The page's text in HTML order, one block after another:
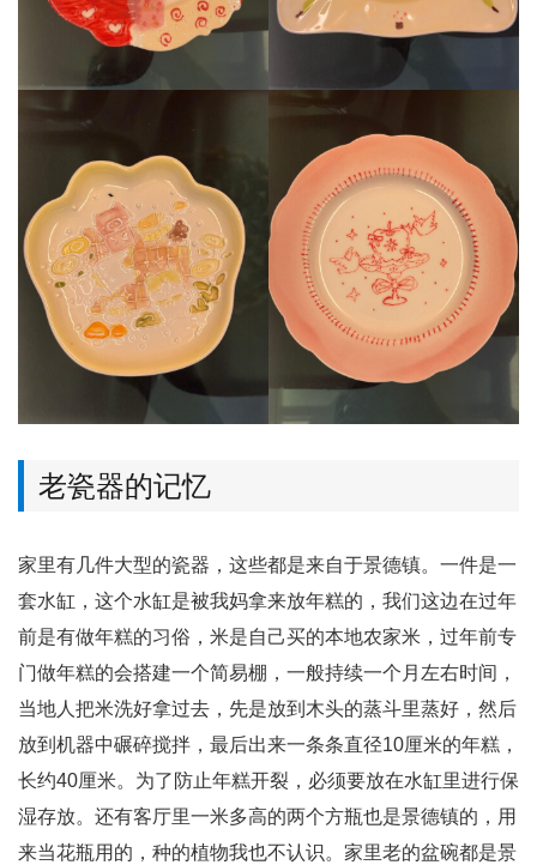
老瓷器的记忆
家里有几件大型的瓷器，这些都是来自于景德镇。一件是一
套水缸，这个水缸是被我妈拿来放年糕的，我们这边在过年
前是有做年糕的习俗，米是自己买的本地农家米，过年前专
门做年糕的会搭建一个简易棚，一般持续一个月左右时间，
当地人把米洗好拿过去，先是放到木头的蒸斗里蒸好，然后
放到机器中碾碎搅拌，最后出来一条条直径10厘米的年糕，
长约40厘米。为了防止年糕开裂，必须要放在水缸里进行保
湿存放。还有客厅里一米多高的两个方瓶也是景德镇的，用
来当花瓶用的，种的植物我也不认识。家里老的盆碗都是景